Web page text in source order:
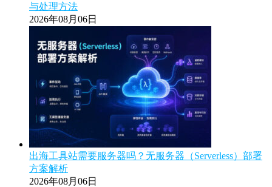
与处理方法
2026年08月06日
出海工具站需要服务器吗？无服务器（Serverless）部署
方案解析
2026年08月06日